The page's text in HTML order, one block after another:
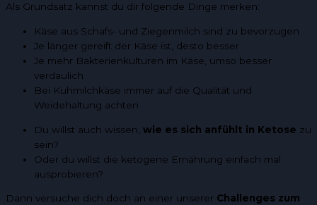
Als Grundsatz kannst du dir folgende Dinge merken:
Käse aus Schafs- und Ziegenmilch sind zu bevorzugen
Je länger gereift der Käse ist, desto besser
Je mehr Bakterienkulturen im Käse, umso besser
verdaulich
Bei Kuhmilchkäse immer auf die Qualität und
Weidehaltung achten
Du willst auch wissen, wie es sich anfühlt in Ketose zu
sein?
Oder du willst die ketogene Ernährung einfach mal
ausprobieren?
Dann versuche dich doch an einer unserer Challenges zum